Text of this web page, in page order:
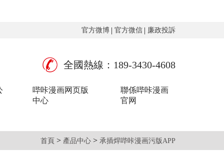
官方微博 官方微信 廉政投訴
全國熱線：189-3430-4608
哔咔漫画网页版
中心
聯係哔咔漫画
官网
首頁 > 產品中心 > 承插焊哔咔漫画污版APP